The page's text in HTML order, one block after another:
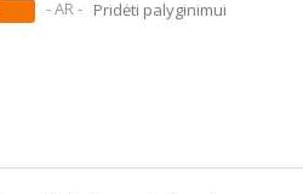
- AR - Pridėti palyginimui